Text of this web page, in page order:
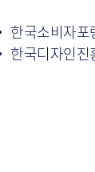
한국소비자포
한국디자인진